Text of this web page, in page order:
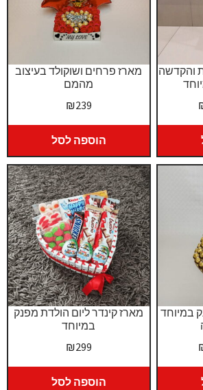
מארז פרחים ושוקולד בעיצוב
מהמם
₪239
הוספה לסל
והקדשה
₪299.
מארז קינדר ליום הולדת מפנק
במיוחד
₪299
הוספה לסל
במיוחד
הנוכחי